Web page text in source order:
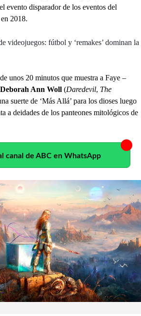
evento disparador de los eventos del
2018.
videojuegos: fútbol y ‘remakes’ dominan la
unos 20 minutos que muestra a Faye –
Deborah Ann Woll (Daredevil, The
suerte de ‘Más Allá’ para los dioses luego
a deidades de los panteones mitológicos de
canal de ABC en WhatsApp